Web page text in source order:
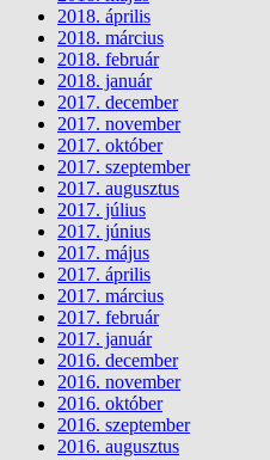
2018. április
2018. március
2018. február
2018. január
2017. december
2017. november
2017. október
2017. szeptember
2017. augusztus
2017. július
2017. június
2017. május
2017. április
2017. március
2017. február
2017. január
2016. december
2016. november
2016. október
2016. szeptember
2016. augusztus